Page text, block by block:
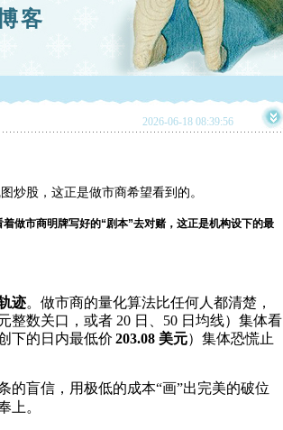
客
2026-06-18 08:39:56
炒股，这正是做市商希望看到的。
做市商明牌写好的“剧本”去对赌，这正是机构设下的最
迹。做市商的量化算法比任何人都清楚，
整数关口，或者20 日、 50 日均线）集体看
下的日内最低价 203.08 美元）集体恐慌止
的盲信，用极低的成本“画”出完美的破位
上。